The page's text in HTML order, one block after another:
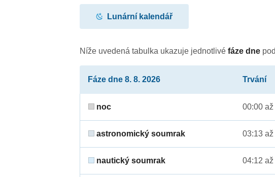
Lunární kalendář
Níže uvedená tabulka ukazuje jednotlivéfáze dne
Fáze dne 8. 8. 2026 Trvání
noc 00:00
astronomický soumrak 03:13 až
nautický soumrak 04:12 až